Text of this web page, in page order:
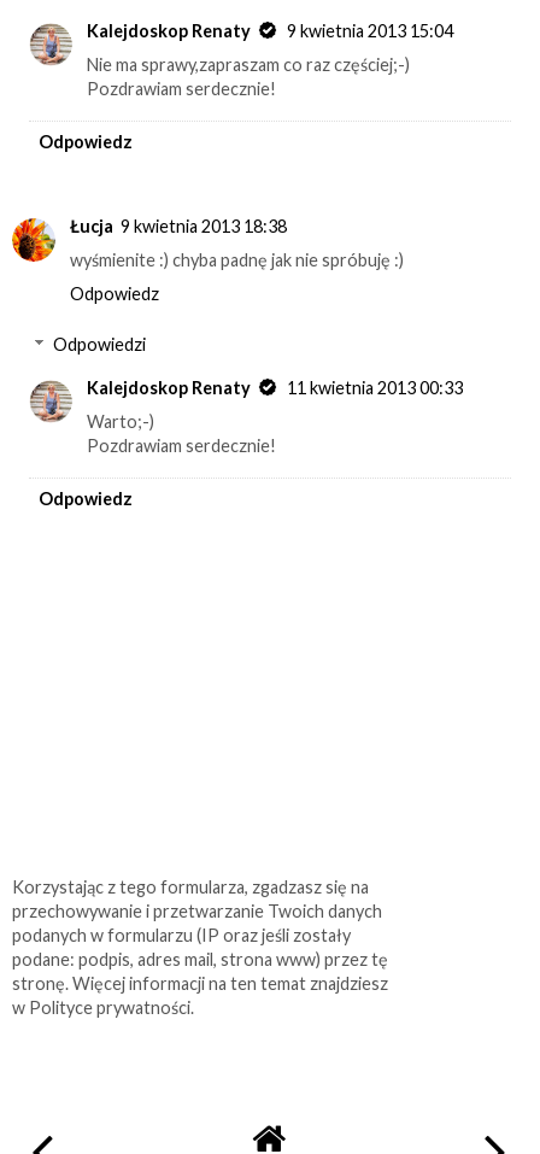
Kalejdoskop Renaty
9 kwietnia 2013 15:04
Nie ma sprawy,zapraszam co raz częściej;-)
Pozdrawiam serdecznie!
Odpowiedz
Łucja 9 kwietnia 2013 18:38
wyśmienite :) chyba padnę jak nie spróbuję :)
Odpowiedz
Odpowiedzi
Kalejdoskop Renaty
11 kwietnia 2013 00:33
Warto;-)
Pozdrawiam serdecznie!
Odpowiedz
Korzystając z tego formularza, zgadzasz się na
przechowywanie i przetwarzanie Twoich danych
podanych w formularzu (IP oraz jeśli zostały
podane: podpis, adres mail, strona www) przez tę
stronę. Więcej informacji na ten temat znajdziesz
w Polityce prywatności.